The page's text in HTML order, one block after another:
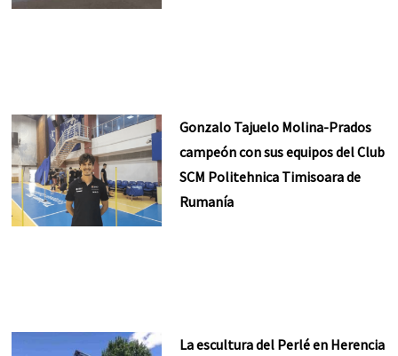
Gonzalo Tajuelo Molina-Prados
campeón con sus equipos del Club
SCM Politehnica Timisoara de
Rumanía
La escultura del Perlé en Herencia